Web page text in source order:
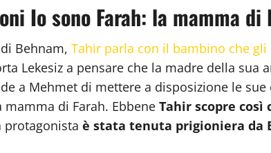
Io sono Farah: la mamma di
Behnam, Tahir parla con il bambino che
Lekesiz a pensare che la madre della
a Mehmet di mettere a disposizione le
di Farah. Ebbene Tahir scopre così
protagonista è stata tenuta prigioniera da